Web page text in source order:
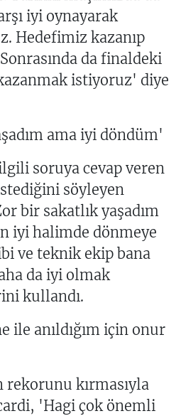
iyi oynayarak
Hedefimiz kazanıp
da finaldeki
istiyoruz' diye
ama iyi döndüm'
soruya cevap veren
söyleyen
bir sakatlık yaşadım
iyi halimde dönmeye
ve teknik ekip bana
da iyi olmak
kullandı.
ile anıldığım için onur
kırmasıyla
'Hagi çok önemli